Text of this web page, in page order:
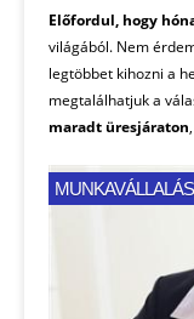
Előfordul, hogy
világából. Nem
legtöbbet kihozni a
megtalálhatjuk a
maradt üresjáraton
MUNKAVÁLLALÁS